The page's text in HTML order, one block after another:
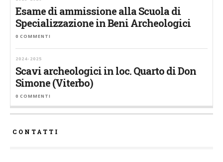
Esame di ammissione alla Scuola di
Specializzazione in Beni Archeologici
0 COMMENTI
2024-2025
Scavi archeologici in loc. Quarto di Don
Simone (Viterbo)
0 COMMENTI
CONTATTI